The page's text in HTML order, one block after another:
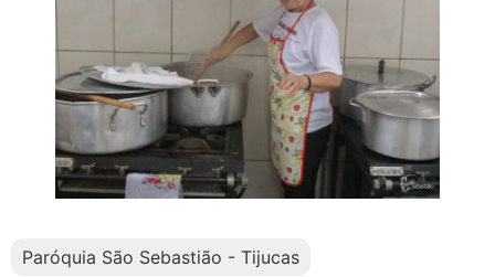
Paróquia São Sebastião - Tijucas